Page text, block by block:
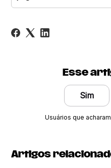
Esse
Sim
Usuários que
Artigos